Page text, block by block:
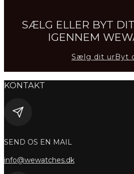
SÆLG ELLER BYT
IGENNEM
Sælg dit urByt
KONTAKT
SEND OS EN MAIL
info@wewatches.dk